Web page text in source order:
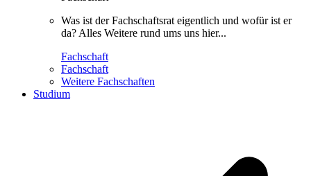
Was ist der Fachschaftsrat eigentlich und wofür ist er
da? Alles Weitere rund ums uns hier...
Fachschaft
Fachschaft
Weitere Fachschaften
Studium